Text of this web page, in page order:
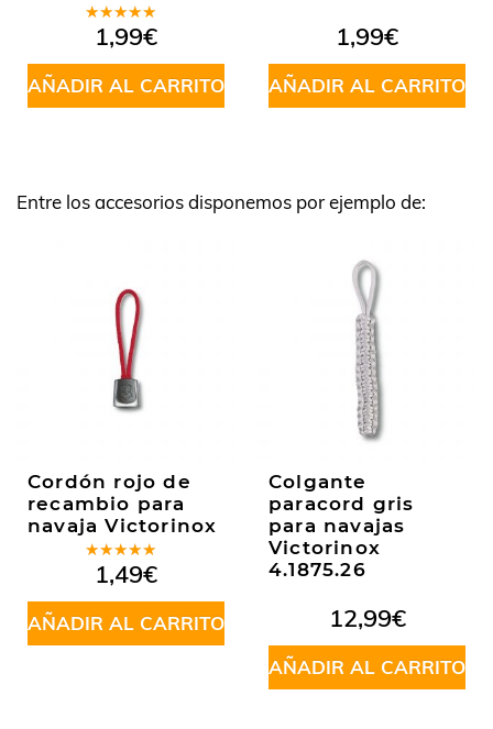
Valorado
en5.00de
5
1,99€
AÑADIR AL CARRITO
1,99€
AÑADIR AL CARRITO
Entre los accesorios disponemos por ejemplo de:
Cordón rojo de
recambio para
navaja Victorinox
Valorado
en5.00de
5
1,49€
AÑADIR AL CARRITO
Colgante
paracord gris
para navajas
Victorinox
4.1875.26
12,99€
AÑADIR AL CARRITO